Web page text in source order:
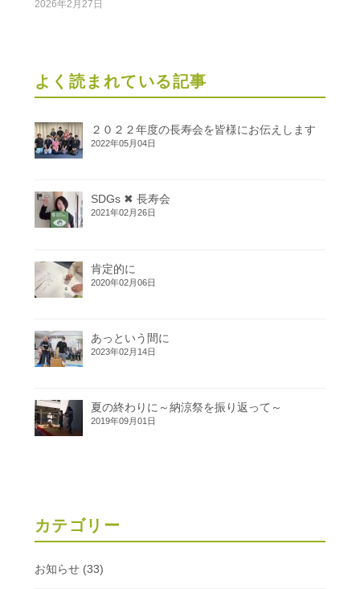
2026年2月27日
よく読まれている記事
２０２２年度の長寿会を皆様にお伝えします
2022年05月04日
SDGs ✖ 長寿会
2021年02月26日
肯定的に
2020年02月06日
あっという間に
2023年02月14日
夏の終わりに～納涼祭を振り返って～
2019年09月01日
カテゴリー
お知らせ(33)